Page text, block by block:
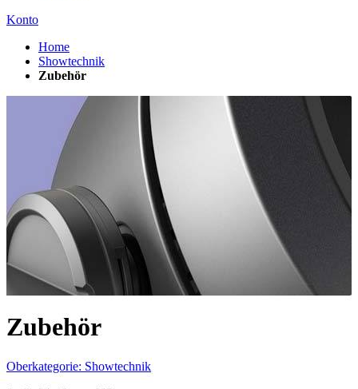
Konto
Home
Showtechnik
Zubehör
Zubehör
Oberkategorie: Showtechnik